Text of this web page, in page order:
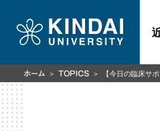
ホーム TOPICS 【今日の臨床サ